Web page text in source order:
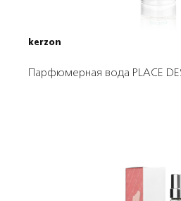
kerzon
Парфюмерная вода PLACE